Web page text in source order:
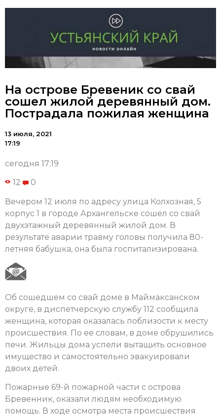
На острове Бревеник со свай
сошел жилой деревянный дом.
Пострадала пожилая женщина
13 июля, 2021
17:19
сегодня 17:19
12 0
Вечером 12 июля по адресу улица Колхозная, 5
корпус 1 в городе Архангельске сошел со свай
двухэтажный деревянный жилой дом. В
результате аварии травму головы получила 80-
летняя бабушка, она была госпитализирована.
Об сошедшем со свай доме в Маймаксанском
округе, в диспетчерскую службу 112 сообщила
женщина, которая оказалась поблизости к месту
происшествия. По ее словам, в доме обрушились
печи. Жильцы дома успели вытащить основное
имущество и самостоятельно эвакуировали
двоих детей.
Пожарные 69-й пожарной части с острова
Бревенник, оказали людям необходимую
помощь. В ходе осмотра места происшествия